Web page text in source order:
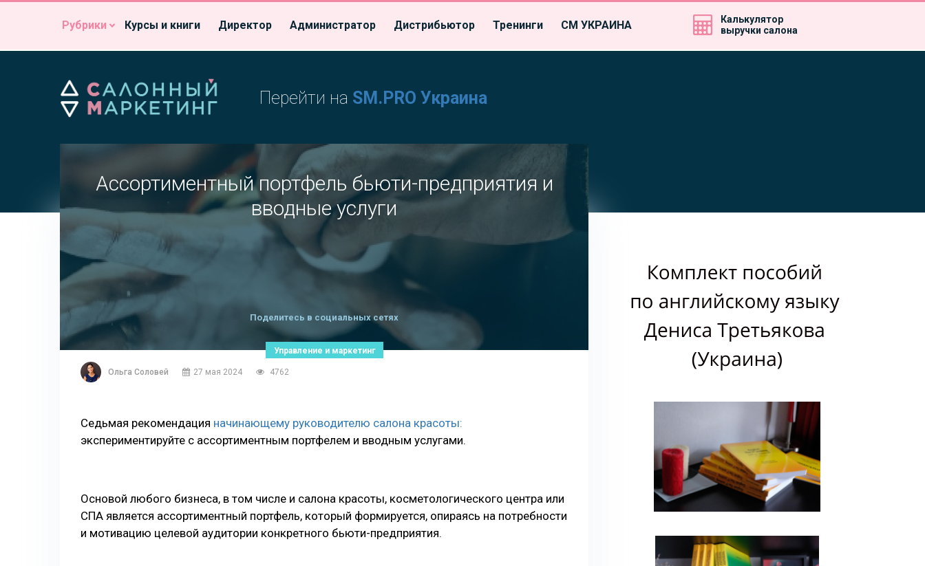
Рубрики Курсы и книги Директор Администратор Дистрибьютор Тренинги СМ УКРАИНА
Калькулятор
выручки салона
Перейти на SM.PRO Украина
Ассортиментный портфель бьюти-предприятия и
вводные услуги
Поделитесь в социальных сетях
Управление и маркетинг
Ольга Соловей 27 мая 2024 4762
Седьмая рекомендация начинающему руководителю салона красоты:
экспериментируйте с ассортиментным портфелем и вводным услугами.
Основой любого бизнеса, в том числе и салона красоты, косметологического центра или
СПА является ассортиментный портфель, который формируется, опираясь на потребности
и мотивацию целевой аудитории конкретного бьюти-предприятия.